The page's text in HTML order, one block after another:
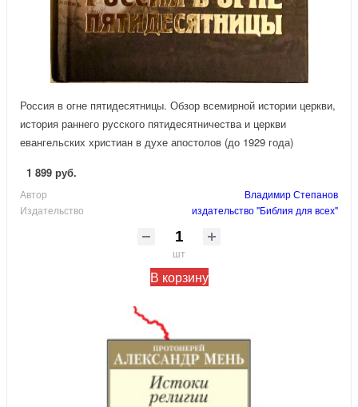
Россия в огне пятидесятницы. Обзор всемирной истории церкви,
история раннего русского пятидесятничества и церкви
евангельских христиан в духе апостолов (до 1929 года)
1 899 руб.
Автор
Владимир Степанов
Издательство
издательство "Библия для всех"
шт
В корзину